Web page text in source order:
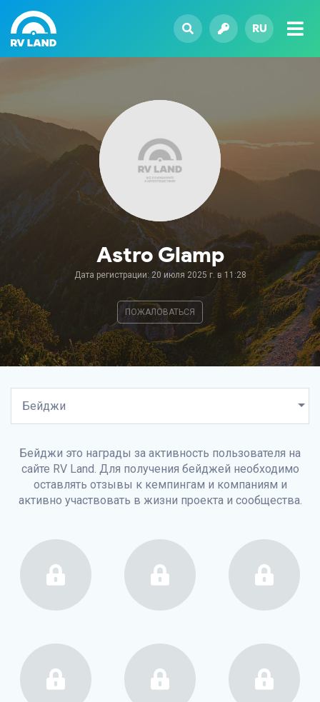
RU
Astro Glamp
Дата регистрации: 20 июля 2025 г. в 11:28
ПОЖАЛОВАТЬСЯ
Бейджи это награды за активность пользователя на
сайте RV Land. Для получения бейджей необходимо
оставлять отзывы к кемпингам и компаниям и
активно участвовать в жизни проекта и сообщества.